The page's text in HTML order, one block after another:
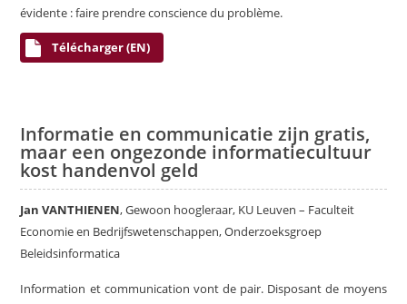
évidente : faire prendre conscience du problème.
Télécharger (EN)
Informatie en communicatie zijn gratis,
maar een ongezonde informatiecultuur
kost handenvol geld
Jan VANTHIENEN, Gewoon hoogleraar, KU Leuven – Faculteit
Economie en Bedrijfswetenschappen, Onderzoeksgroep
Beleidsinformatica
Information et communication vont de pair. Disposant de moyens